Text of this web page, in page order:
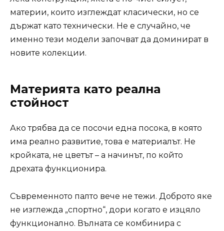
материи, които изглеждат класически, но се
държат като технически. Не е случайно, че
именно тези модели започват да доминират в
новите колекции.
Материята като реална
стойност
Ако трябва да се посочи една посока, в която
има реално развитие, това е материалът. Не
кройката, не цветът – а начинът, по който
дрехата функционира.
Съвременното палто вече не тежи. Доброто яке
не изглежда „спортно“, дори когато е изцяло
функционално. Вълната се комбинира с